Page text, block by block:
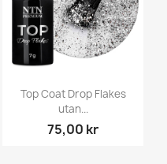
Top Coat Drop Flakes
utan...
75,00 kr